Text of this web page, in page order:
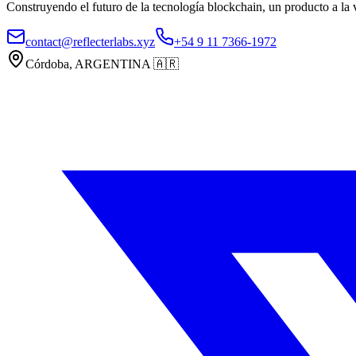
Construyendo el futuro de la tecnología blockchain, un producto a la
contact@reflecterlabs.xyz
+54 9 11 7366-1972
Córdoba, ARGENTINA 🇦🇷